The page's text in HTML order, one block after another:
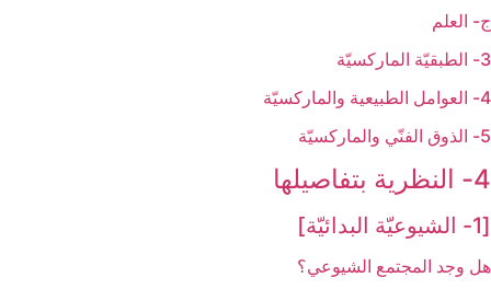
ج- العلم
3- الطبقيّة الماركسيّة
4- العوامل الطبيعية والماركسيّة
5- الذوق الفنّي والماركسيّة
4- النظرية بتفاصيلها
[1- الشيوعيّة البدائيّة]
هل وجد المجتمع الشيوعي؟